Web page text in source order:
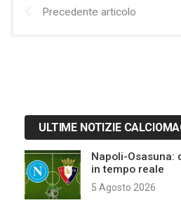
Precedente articolo
ULTIME NOTIZIE
Napoli-Osasuna:
in tempo reale
5 Agosto 2026